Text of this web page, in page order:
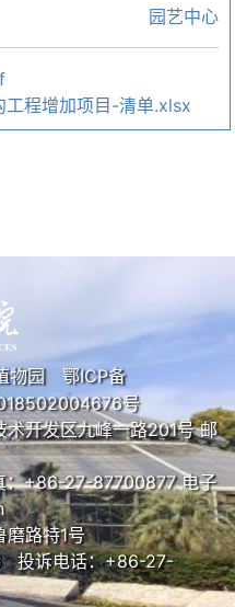
园艺中心
工程增加项目-清单.xlsx
物园 鄂ICP备
号
开发区九峰一路201号 邮
+86-27-87700877 电子
磨路特1号
投诉电话：+86-27-